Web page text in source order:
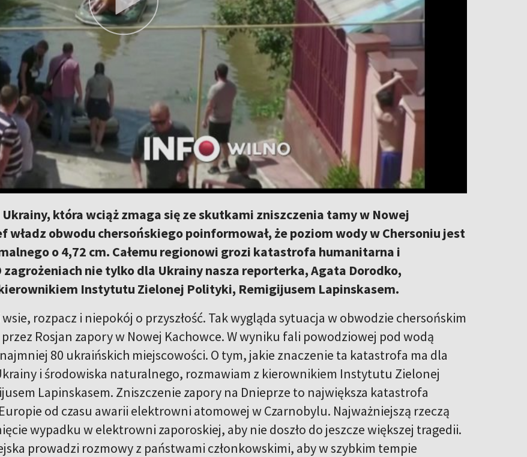
która wciąż zmaga się ze skutkami zniszczenia tamy w Nowej
władz obwodu chersońskiego poinformował, że poziom wody w Chersoniu jest
o 4,72 cm. Całemu regionowi grozi katastrofa humanitarna i
zagrożeniach nie tylko dla Ukrainy nasza reporterka, Agata Dorodko,
Instytutu Zielonej Polityki, Remigijusem Lapinskasem.
rozpacz i niepokój o przyszłość. Tak wygląda sytuacja w obwodzie chersońskim
Rosjan zapory w Nowej Kachowce. W wyniku fali powodziowej pod wodą
80 ukraińskich miejscowości. O tym, jakie znaczenie ta katastrofa ma dla
i środowiska naturalnego, rozmawiam z kierownikiem Instytutu Zielonej
Lapinskasem. Zniszczenie zapory na Dnieprze to największa katastrofa
od czasu awarii elektrowni atomowej w Czarnobylu. Najważniejszą rzeczą
wypadku w elektrowni zaporoskiej, aby nie doszło do jeszcze większej tragedii.
prowadzi rozmowy z państwami członkowskimi, aby w szybkim tempie